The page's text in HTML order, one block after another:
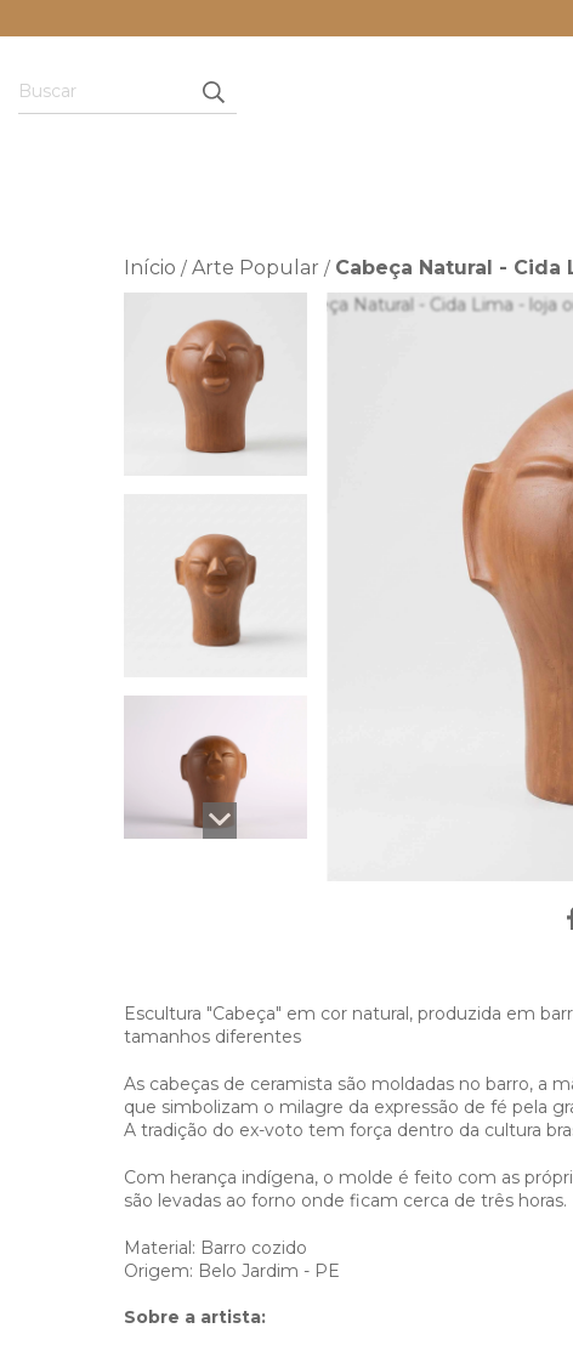
Início / Arte Popular / Cabeça Natural - Cida
Escultura "Cabeça" em cor natural, produzida em
tamanhos diferentes
As cabeças de ceramista são moldadas no barro, a
que simbolizam o milagre da expressão de fé pela
A tradição do ex-voto tem força dentro da cultura
Com herança indígena, o molde é feito com as
são levadas ao forno onde ficam cerca de três horas.
Material: Barro cozido
Origem: Belo Jardim - PE
Sobre a artista: